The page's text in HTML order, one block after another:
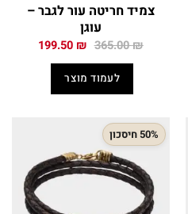
צמיד חריטה עור לגבר –
עוגן
365.00₪ המחיר
היה:
365.00 ₪.
199.50 ₪ המחיר
לעמוד מוצר
50% חיסכון